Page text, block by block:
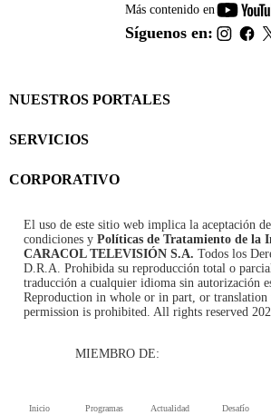
Inicio Programas Actualidad Desafío
Más contenido en
Síguenos en:
NUESTROS PORTALES
SERVICIOS
CORPORATIVO
El uso de este sitio web implica la aceptación
condiciones y Políticas de Tratamiento de la
CARACOL TELEVISIÓN S.A. Todos los
D.R.A. Prohibida su reproducción total o
traducción a cualquier idioma sin autorización
Reproduction in whole or in part, or
permission is prohibited. All rights reserved
MIEMBRO DE: